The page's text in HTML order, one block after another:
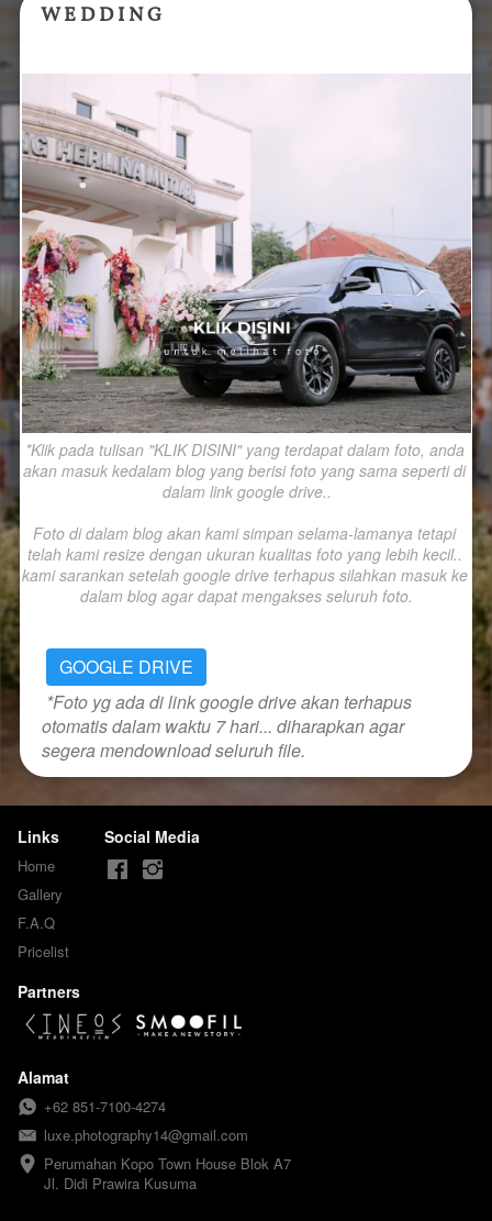
W E D D I N G
*Klik pada tulisan "KLIK DISINI" yang terdapat dalam foto, anda
akan masuk kedalam blog yang berisi foto yang sama seperti di
dalam link google drive..
Foto di dalam blog akan kami simpan selama-lamanya tetapi
telah kami resize dengan ukuran kualitas foto yang lebih kecil..
kami sarankan setelah google drive terhapus silahkan masuk ke
dalam blog agar dapat mengakses seluruh foto.
GOOGLE DRIVE
*Foto yg ada di link google drive akan terhapus
otomatis dalam waktu 7 hari... diharapkan agar
segera mendownload seluruh file.
Links
Home
Gallery
F.A.Q
Pricelist
Social Media
Partners
Alamat
+62 851-7100-4274
luxe.photography14@gmail.com
Perumahan Kopo Town House Blok A7
Jl. Didi Prawira Kusuma